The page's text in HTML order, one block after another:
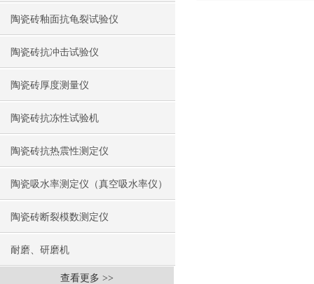
陶瓷砖釉面抗龟裂试验仪
陶瓷砖抗冲击试验仪
陶瓷砖厚度测量仪
陶瓷砖抗冻性试验机
陶瓷砖抗热震性测定仪
陶瓷吸水率测定仪（真空吸水率仪）
陶瓷砖断裂模数测定仪
耐磨、研磨机
查看更多 >>